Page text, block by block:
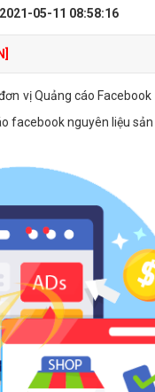
2021-05-11 08:58:16
vị Quảng cáo
facebook nguyên liệu